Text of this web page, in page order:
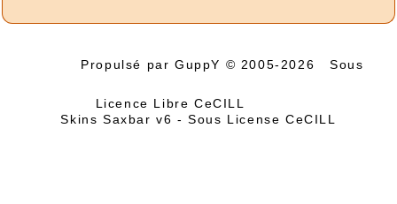
Propulsé par GuppY © 2005-2026 Sous
Licence Libre CeCILL
Skins Saxbar v6 -Sous License CeCILL